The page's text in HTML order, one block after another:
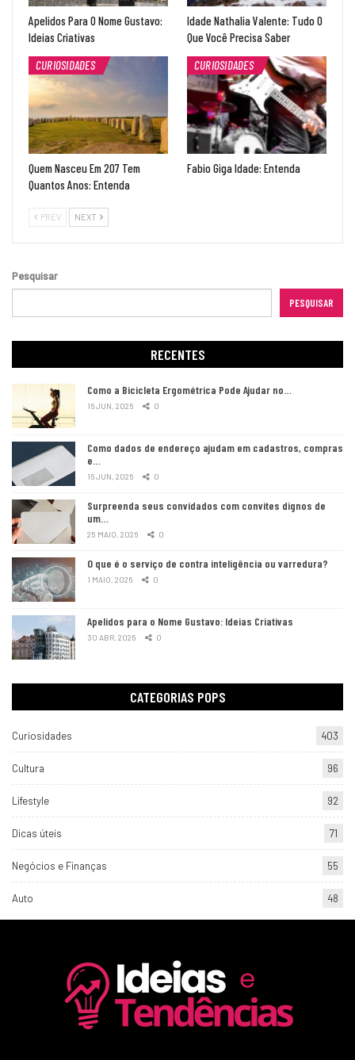
Apelidos Para O Nome Gustavo:
Ideias Criativas
Idade Nathalia Valente: Tudo O
Que Você Precisa Saber
CURIOSIDADES
Quem Nasceu Em 207 Tem
Quantos Anos: Entenda
CURIOSIDADES
Fabio Giga Idade: Entenda
PREV NEXT
Pesquisar
PESQUISAR
RECENTES
Como a Bicicleta Ergométrica Pode Ajudar no…
16 JUN, 2026 0
Como dados de endereço ajudam em cadastros, compras
e…
16 JUN, 2026 0
Surpreenda seus convidados com convites dignos de
um…
25 MAIO, 2026 0
O que é o serviço de contra inteligência ou varredura?
1 MAIO, 2026 0
Apelidos para o Nome Gustavo: Ideias Criativas
30 ABR, 2026 0
CATEGORIAS POPS
Curiosidades 403
Cultura 96
Lifestyle 92
Dicas úteis 71
Negócios e Finanças 55
Auto 48